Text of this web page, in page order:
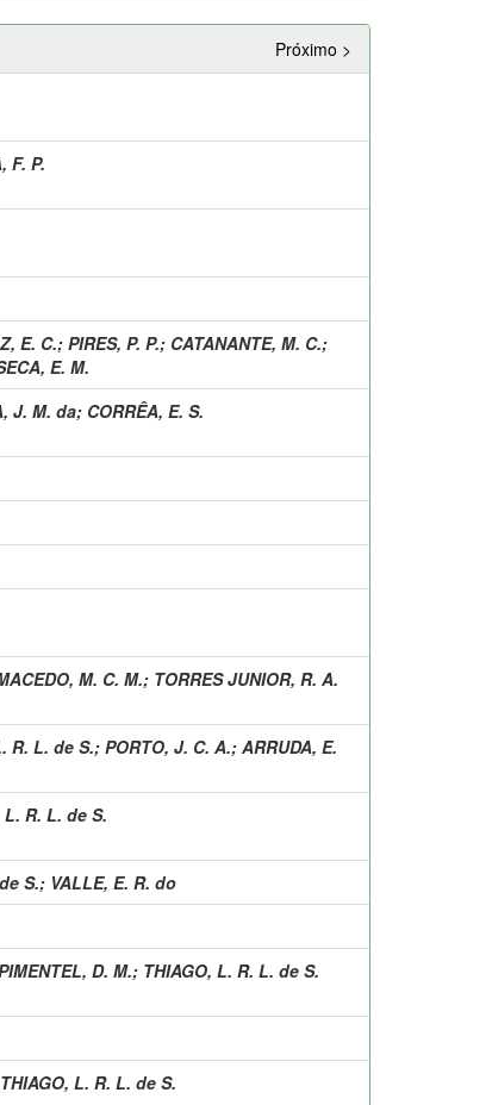
Próximo >
F. P.
E. C.; PIRES, P. P.; CATANANTE, M. C.;
E. M.
J. M. da; CORRÊA, E. S.
M. C. M.; TORRES JUNIOR, R. A.
R. L. de S.; PORTO, J. C. A.; ARRUDA, E.
L. R. L. de S.
S.; VALLE, E. R. do
D. M.; THIAGO, L. R. L. de S.
THIAGO, L. R. L. de S.